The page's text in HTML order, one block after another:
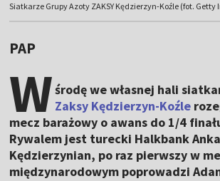
Siatkarze Grupy Azoty ZAKSY Kędzierzyn-Koźle (fot. Getty
PAP
Wśrodę we własnej hali
Zaksy Kędzierzyn-Koźle
mecz barażowy o awans do 1/4
Rywalem jest turecki Halkbank
Kędzierzynian, po raz pierwszy w
międzynarodowym poprowadzi